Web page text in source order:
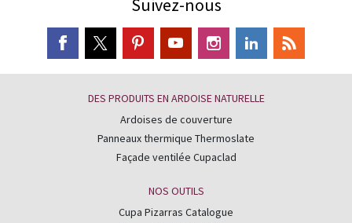
Suivez-nous
DES PRODUITS EN ARDOISE NATURELLE
Ardoises de couverture
Panneaux thermique Thermoslate
Façade ventilée Cupaclad
NOS OUTILS
Cupa Pizarras Catalogue